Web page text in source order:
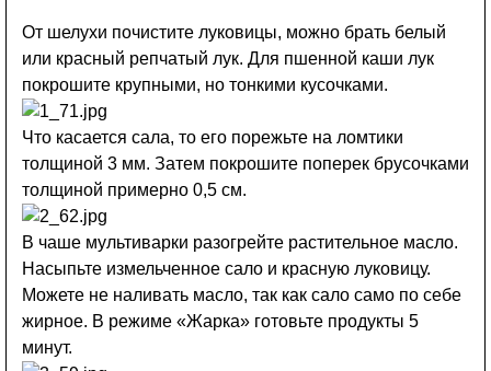
От шелухи почистите луковицы, можно брать белый
или красный репчатый лук. Для пшенной каши лук
покрошите крупными, но тонкими кусочками.
Что касается сала, то его порежьте на ломтики
толщиной 3 мм. Затем покрошите поперек брусочками
толщиной примерно 0,5 см.
В чаше мультиварки разогрейте растительное масло.
Насыпьте измельченное сало и красную луковицу.
Можете не наливать масло, так как сало само по себе
жирное. В режиме «Жарка» готовьте продукты 5
минут.